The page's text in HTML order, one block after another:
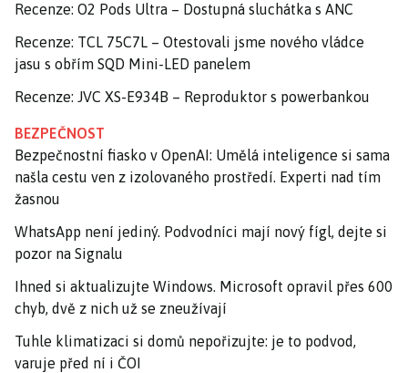
Recenze: O2 Pods Ultra – Dostupná sluchátka s ANC
Recenze: TCL 75C7L – Otestovali jsme nového vládce
jasu s obřím SQD Mini-LED panelem
Recenze: JVC XS-E934B – Reproduktor s powerbankou
BEZPEČNOST
Bezpečnostní fiasko v OpenAI: Umělá inteligence si sama
našla cestu ven z izolovaného prostředí. Experti nad tím
žasnou
WhatsApp není jediný. Podvodníci mají nový fígl, dejte si
pozor na Signalu
Ihned si aktualizujte Windows. Microsoft opravil přes 600
chyb, dvě z nich už se zneužívají
Tuhle klimatizaci si domů nepořizujte: je to podvod,
varuje před ní i ČOI